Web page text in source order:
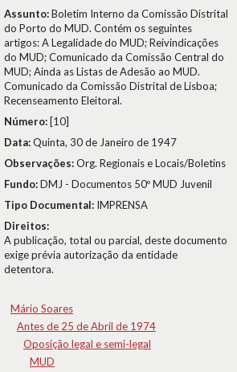
Assunto:Boletim Interno da Comissão Distrital
do Porto do MUD. Contém os seguintes
artigos: A Legalidade do MUD; Reivindicações
do MUD; Comunicado da Comissão Central do
MUD; Ainda as Listas de Adesão ao MUD.
Comunicado da Comissão Distrital de Lisboa;
Recenseamento Eleitoral.
Número: [10]
Data:Quinta, 30 de Janeiro de 1947
Observações:Org. Regionais e Locais/Boletins
Fundo:DMJ - Documentos 50º MUD Juvenil
Tipo Documental: IMPRENSA
Direitos:
A publicação, total ou parcial, deste documento
exige prévia autorização da entidade
detentora.
Mário Soares
Antes de 25 de Abril de 1974
Oposição legal e semi-legal
MUD